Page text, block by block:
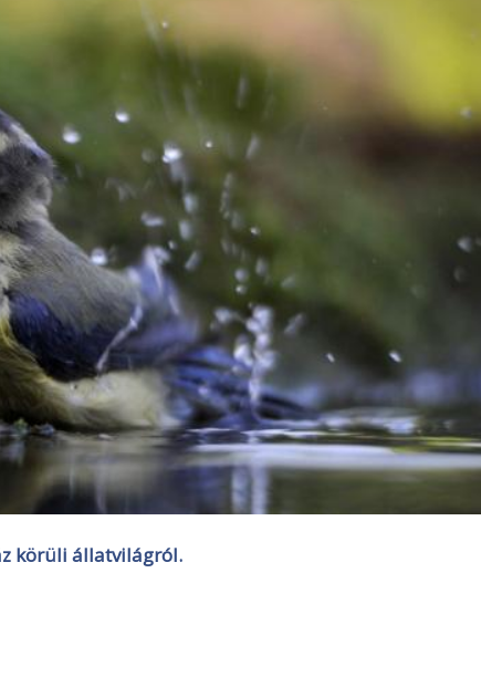
körüli állatvilágról.